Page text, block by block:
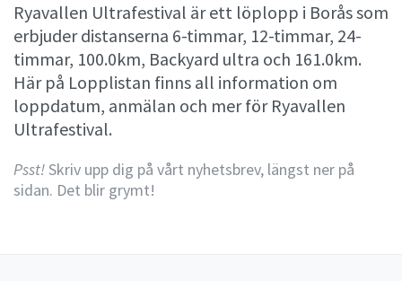
Ryavallen Ultrafestival är ett löplopp i Borås som
erbjuder distanserna 6-timmar, 12-timmar, 24-
timmar, 100.0km, Backyard ultra och 161.0km.
Här på Lopplistan finns all information om
loppdatum, anmälan och mer för Ryavallen
Ultrafestival.
Psst!Skriv upp dig på vårt nyhetsbrev, längst ner på
sidan. Det blir grymt!